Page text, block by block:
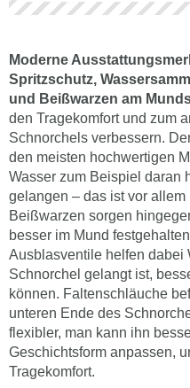
Moderne
Spritzschutz,
und Beißwarzen am
den Tragekomfort und zum
Schnorchels verbessern.
den meisten hochwertigen
Wasser zum Beispiel daran
gelangen – das ist vor
Beißwarzen sorgen
besser im Mund
Ausblasventile helfen dabei
Schnorchel gelangt ist,
können. Faltenschläuche
unteren Ende des
flexibler, man kann ihn
Geschichtsform anpassen,
Tragekomfort.